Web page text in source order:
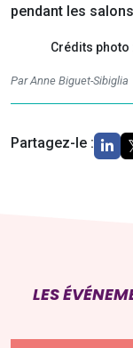
pendant les
Crédits photo
Par Anne Biguet-Sibiglia
Partagez-le :
LES